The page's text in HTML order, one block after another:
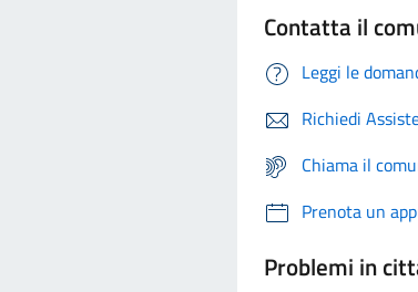
Contatta il
Leggi le
Richiedi
Chiama il
Prenota un
Problemi in